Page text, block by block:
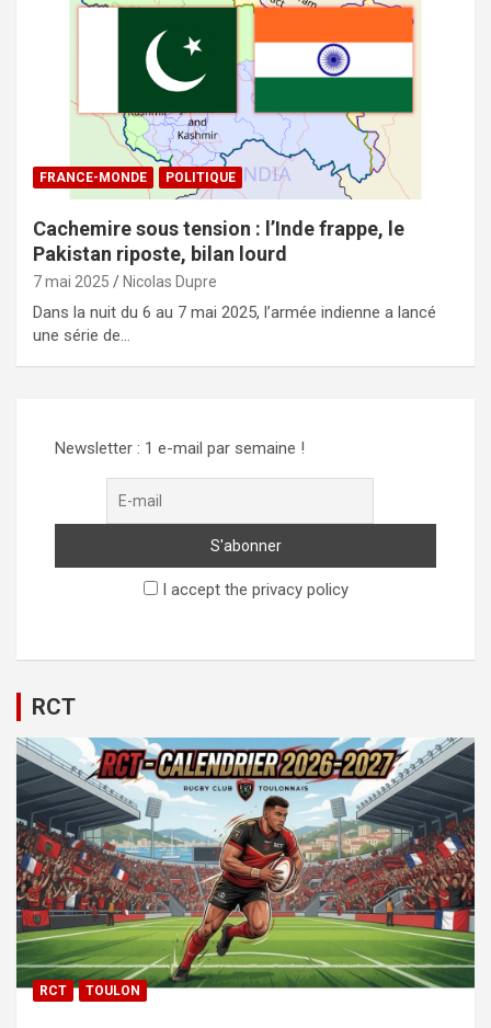
FRANCE-MONDE POLITIQUE
Cachemire sous tension : l’Inde frappe, le
Pakistan riposte, bilan lourd
7 mai 2025 Nicolas Dupre
Dans la nuit du 6 au 7 mai 2025, l’armée indienne a lancé
une série de…
Newsletter : 1 e-mail par semaine !
I accept the privacy policy
RCT
RCT TOULON